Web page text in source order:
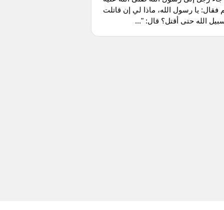
فقال: يا رسول الله، ماذا لي إن قاتلت
الله حتى أقتل؟ قال: "...